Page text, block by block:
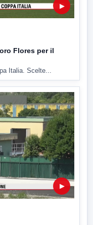
▶
Flores per il
Italia. Scelte...
▶